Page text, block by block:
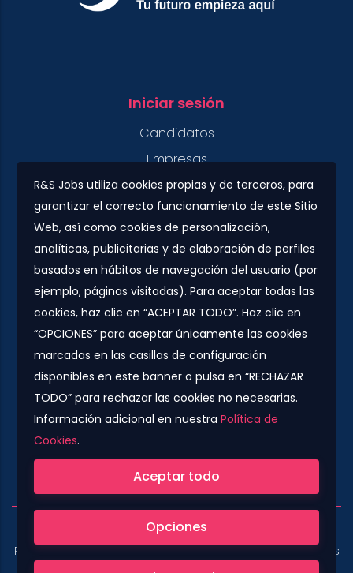
R&S Jobs utiliza cookies propias y de terceros, para
garantizar el correcto funcionamiento de este Sitio
Web, así como cookies de personalización,
analíticas, publicitarias y de elaboración de perfiles
basados en hábitos de navegación del usuario (por
ejemplo, páginas visitadas). Para aceptar todas las
cookies, haz clic en “ACEPTAR TODO”. Haz clic en
“OPCIONES” para aceptar únicamente las cookies
marcadas en las casillas de configuración
disponibles en este banner o pulsa en “RECHAZAR
TODO” para rechazar las cookies no necesarias.
Información adicional en nuestraPolítica de
Cookies.
Aceptar todo
Opciones
Iniciar sesión
Candidatos
Empresas
Contacto
Plaza Urquinaona, 7. 5º 1ª.
08010 - Barcelona
info@rs-jobs.com
900 877 735 / 930 500 800
Síguenos
Compañía colaboradora del Grupo Konector
Copyright © 2022. All Rights Reserved.
Política de Cookies
Política de privacidad de Empresas